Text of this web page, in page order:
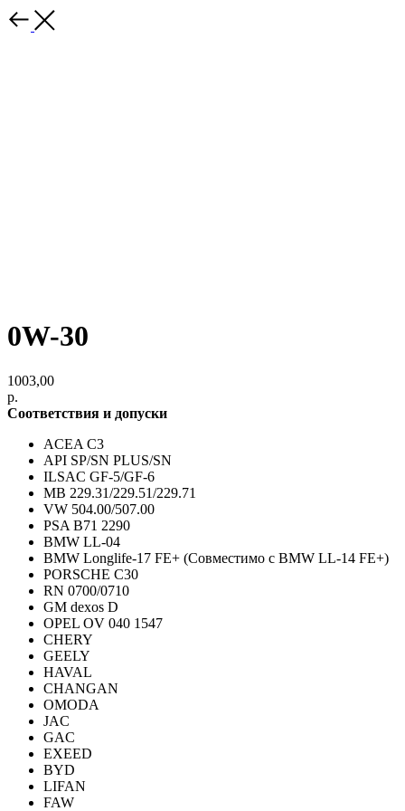
0W-30
1003,00
р.
Соответствия и допуски
ACEA C3
API SP/SN PLUS/SN
ILSAC GF-5/GF-6
MB 229.31/229.51/229.71
VW 504.00/507.00
PSA B71 2290
BMW LL-04
BMW Longlife-17 FE+ (Совместимо с BMW LL-14 FE+)
PORSCHE C30
RN 0700/0710
GM dexos D
OPEL OV 040 1547
CHERY
GEELY
HAVAL
CHANGAN
OMODA
JAC
GAC
EXEED
BYD
LIFAN
FAW